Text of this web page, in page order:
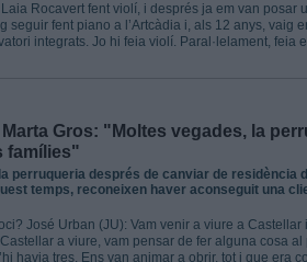
Rocavert fent violí, i després ja em van posar
fent piano a l’Artcàdia i, als 12 anys, vaig
integrats. Jo hi feia violí. Paral·lelament, feia
Gros: "Moltes vegades, la
famílies"
perruqueria després de canviar de residència
temps, reconeixen haver aconseguit una
José Urban (JU): Vam venir a viure a
a viure, vam pensar de fer alguna cosa al
havia tres. Ens van animar a obrir, tot i que era